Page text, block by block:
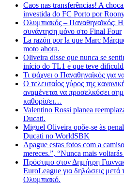
Caos nas transferências! A
investida do FC Porto por
Ολυμπιακός – Παναθηναϊκός: Η
συνάντηση μόνο στο Final Four
La razón por la que Marc
moto ahora.
Oliveira disse que nunca se
início do TL1 e que teve
Τι ψάχνει ο Παναθηναϊκός για
Ο τελευταίος γύρος της
αναμένεται να προσελκύσει
καθορίσει…
Valentino Rossi planea
Ducati.
Miguel Oliveira opõe-se às
Ducati no WorldSBK
Apague estas fotos com a
mereces.”, “Nunca mais
Πρόστιμο στον Δημήτρη
EuroLeague για δηλώσεις μετά
Ολυμπιακό.